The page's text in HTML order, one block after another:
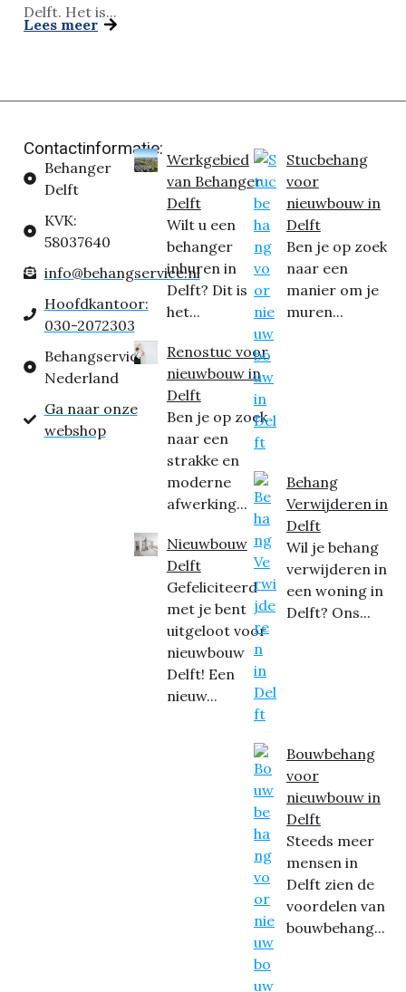
Delft. Het is...
Lees meer
Contactinformatie:
Behanger
Delft
KVK:
58037640
info@behangservice.nl
Hoofdkantoor:
030-2072303
Behangservice
Nederland
Ga naar onze
webshop
Werkgebied
van Behanger
Delft
Wilt u een
behanger
inhuren in
Delft? Dit is
het...
Renostuc voor
nieuwbouw in
Delft
Ben je op zoek
naar een
strakke en
moderne
afwerking...
Nieuwbouw
Delft
Gefeliciteerd
met je bent
uitgeloot voor
nieuwbouw
Delft! Een
nieuw...
Stucbehang
voor
nieuwbouw in
Delft
Ben je op zoek
naar een
manier om je
muren...
Behang
Verwijderen in
Delft
Wil je behang
verwijderen in
een woning in
Delft? Ons...
Bouwbehang
voor
nieuwbouw in
Delft
Steeds meer
mensen in
Delft zien de
voordelen van
bouwbehang...